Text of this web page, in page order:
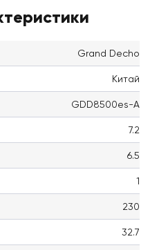
Grand Decho
Китай
GDD8500es-A
7.2
6.5
1
230
32.7